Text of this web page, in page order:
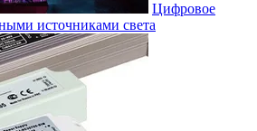
Цифровое
источниками света